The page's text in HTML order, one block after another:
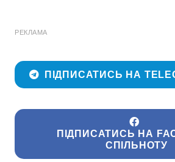
РЕКЛАМА
ПІДПИСАТИСЬ НА
ПІДПИСАТИСЬ НА
СПІЛЬНОТУ